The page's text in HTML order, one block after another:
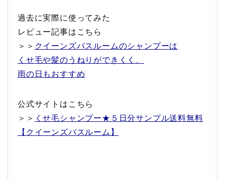
過去に実際に使ってみた
レビュー記事はこちら
＞＞ クイーンズバスルームのシャンプーは
くせ毛や髪のうねりができくく、
雨の日もおすすめ
公式サイトはこちら
＞＞ くせ毛シャンプー★５日分サンプル送料無料
【クイーンズバスルーム】